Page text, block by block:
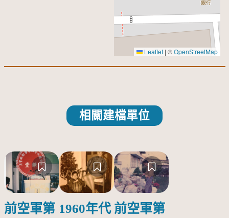
Leaflet | ©OpenStreetMap
相關建檔單位
前空軍第 1960年代 前空軍第